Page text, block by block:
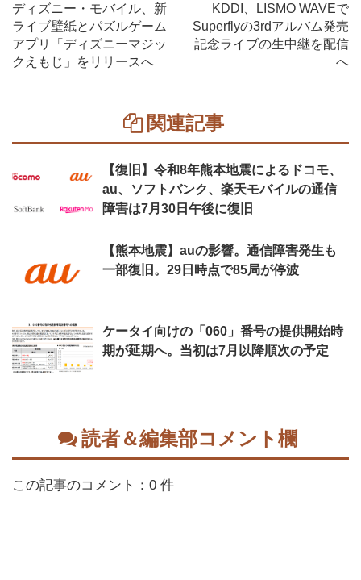
ディズニー・モバイル、新
ライブ壁紙とパズルゲーム
アプリ「ディズニーマジッ
クえもじ」をリリースへ
KDDI、LISMO WAVEで
Superflyの3rdアルバム発売
記念ライブの生中継を配信
へ
関連記事
【復旧】令和8年熊本地震によるドコモ、
au、ソフトバンク、楽天モバイルの通信
障害は7月30日午後に復旧
【熊本地震】auの影響。通信障害発生も
一部復旧。29日時点で85局が停波
ケータイ向けの「060」番号の提供開始時
期が延期へ。当初は7月以降順次の予定
読者＆編集部コメント欄
この記事のコメント：0 件